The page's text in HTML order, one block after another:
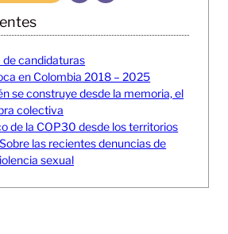
candidaturas
en Colombia 2018 – 2025
se construye desde la memoria, el
colectiva
de la COP30 desde los territorios
las recientes denuncias de
sexual